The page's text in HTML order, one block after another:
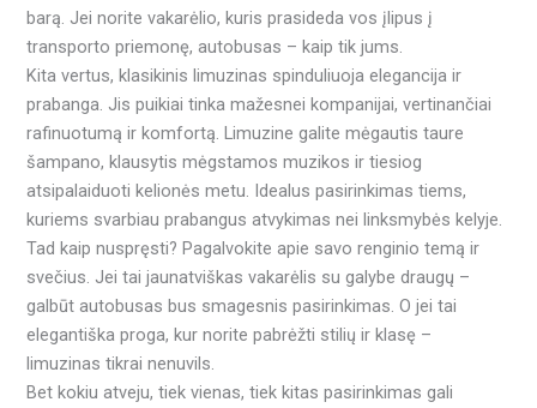
barą. Jei norite vakarėlio, kuris prasideda vos įlipus į
transporto priemonę, autobusas – kaip tik jums.
Kita vertus, klasikinis limuzinas spinduliuoja elegancija ir
prabanga. Jis puikiai tinka mažesnei kompanijai, vertinančiai
rafinuotumą ir komfortą. Limuzine galite mėgautis taure
šampano, klausytis mėgstamos muzikos ir tiesiog
atsipalaiduoti kelionės metu. Idealus pasirinkimas tiems,
kuriems svarbiau prabangus atvykimas nei linksmybės kelyje.
Tad kaip nuspręsti? Pagalvokite apie savo renginio temą ir
svečius. Jei tai jaunatviškas vakarėlis su galybe draugų –
galbūt autobusas bus smagesnis pasirinkimas. O jei tai
elegantiška proga, kur norite pabrėžti stilių ir klasę –
limuzinas tikrai nenuvils.
Bet kokiu atveju, tiek vienas, tiek kitas pasirinkimas gali